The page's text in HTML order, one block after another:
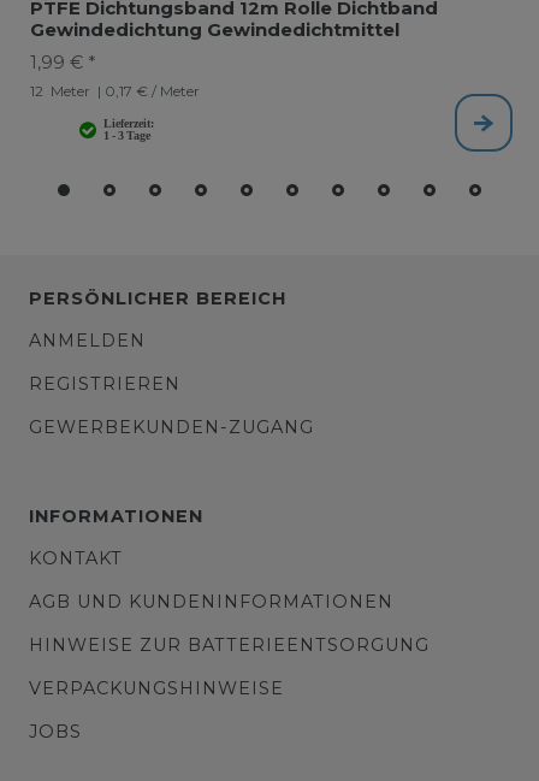
PTFE Dichtungsband 12m Rolle Dichtband
Gewindedichtung Gewindedichtmittel
1,99 € *
12 Meter | 0,17 € / Meter
PERSÖNLICHER BEREICH
ANMELDEN
REGISTRIEREN
GEWERBEKUNDEN-ZUGANG
INFORMATIONEN
KONTAKT
AGB UND KUNDENINFORMATIONEN
HINWEISE ZUR BATTERIEENTSORGUNG
VERPACKUNGSHINWEISE
JOBS